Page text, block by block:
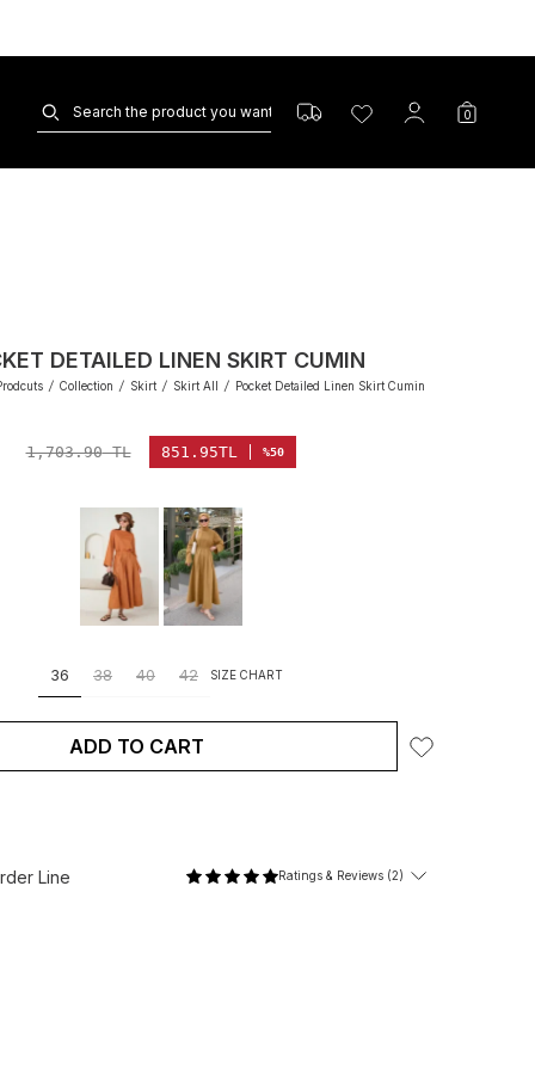
0
DETAILED LINEN SKIRT CUMIN
/ Collection / Skirt / Skirt All / Pocket Detailed Linen Skirt Cumin
1,703.90TL 851.95TL %50
36 38 40 42 SIZE CHART
ADD TO CART
Line Ratings & Reviews (2)